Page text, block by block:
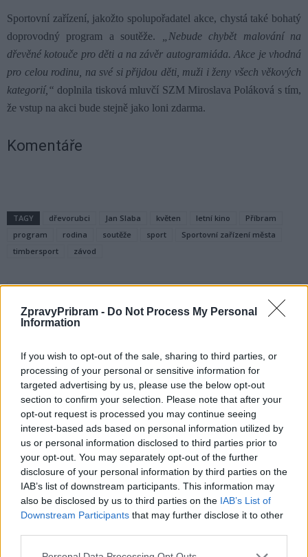
ZpravyPribram - Do Not Process My Personal
Information
If you wish to opt-out of the sale, sharing to third parties, or
processing of your personal or sensitive information for
targeted advertising by us, please use the below opt-out
section to confirm your selection. Please note that after your
opt-out request is processed you may continue seeing
interest-based ads based on personal information utilized by
us or personal information disclosed to third parties prior to
your opt-out. You may separately opt-out of the further
disclosure of your personal information by third parties on the
IAB’s list of downstream participants. This information may
also be disclosed by us to third parties on the IAB’s List of
Downstream Participants that may further disclose it to other
Sportovní zařízení, jakožto spolupořadatel akce, chystá také bohatý
doprovodný program a soutěže.
„Nebude chybět malování na
dřevěné kotouče pro děti a na závěr autogramiáda. Akce je vhodná
pro celou rodinu, na své si přijdou děti, muži i ženy všech věkových
kategorií,“ doplnila tisková mluvčí SZM Miroslava Poláková s tím,
že vstup na akci bude stejně jako loni zdarma.
Komentáře
TAGY dřevorubci Jan Slaba květen letní kino
Příbram
program
rodina soutěže sport
Sportovní zařízení města
timbersport
závod
Předchozí článek
Václav Dvořák: Postřehy ze
zastupitelstva
Následující článek
Josef Vacek: Útok radnice na
příbramské tradice pokračuje
SOUVISEJÍCÍ ČLÁNKY
VÍCE OD AUTORA